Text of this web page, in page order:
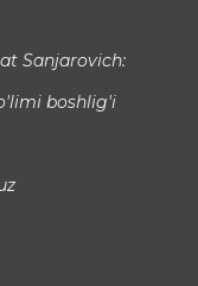
Sanjarovich:
boshlig'i